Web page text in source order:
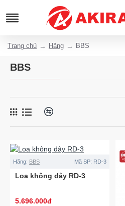
Trang chủ Hãng BBS
BBS
Hãng: BBS Mã SP: RD-3
Loa không dây RD-3
5.696.000đ